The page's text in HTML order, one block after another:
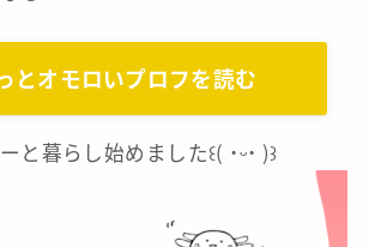
とオモロいプロフを読む
と暮らし始めました꒰( ˙ᵕ‎˙ )꒱